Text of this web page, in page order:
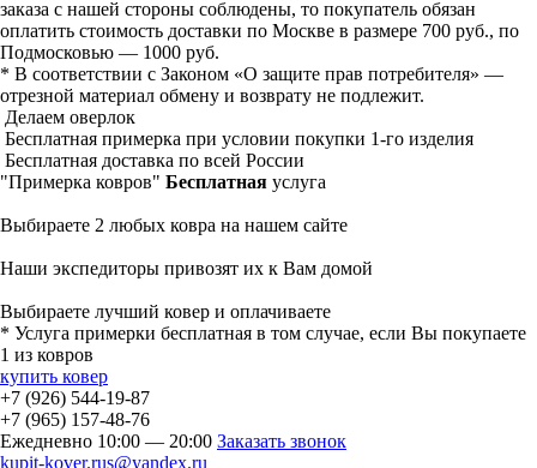
заказа с нашей стороны соблюдены, то покупатель обязан
оплатить стоимость доставки по Москве в размере 700 руб., по
Подмосковью — 1000 руб.
* В соответствии с Законом «О защите прав потребителя» —
отрезной материал обмену и возврату не подлежит.
Делаем оверлок
Бесплатная примерка при условии покупки 1-го изделия
Бесплатная доставка по всей России
"Примерка ковров" Бесплатная услуга
Выбираете 2 любых ковра на нашем сайте
Наши экспедиторы привозят их к Вам домой
Выбираете лучший ковер и оплачиваете
* Услуга примерки бесплатная в том случае, если Вы покупаете
1 из ковров
купить ковер
+7 (926) 544-19-87
+7 (965) 157-48-76
Ежедневно 10:00 — 20:00 Заказать звонок
kupit-kover.rus@yandex.ru